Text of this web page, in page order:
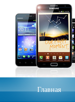
Главная